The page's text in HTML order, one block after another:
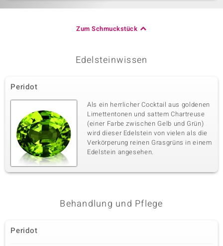
Zum Schmuckstück
Edelsteinwissen
Peridot
Als ein herrlicher Cocktail aus goldenen
Limettentonen und sattem Chartreuse
(einer Farbe zwischen Gelb und Grün)
wird dieser Edelstein von vielen als die
Verkörperung reinen Grasgrüns in einem
Edelstein angesehen.
Behandlung und Pflege
Peridot